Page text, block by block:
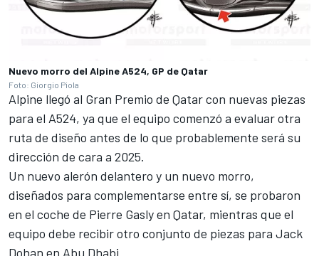
Nuevo morro del Alpine A524, GP de Qatar
Foto: Giorgio Piola
Alpine llegó al Gran Premio de Qatar con nuevas piezas
para el A524, ya que el equipo comenzó a evaluar otra
ruta de diseño antes de lo que probablemente será su
dirección de cara a 2025.
Un nuevo alerón delantero y un nuevo morro,
diseñados para complementarse entre sí, se probaron
en el coche de Pierre Gaslyen Qatar, mientras que el
equipo debe recibir otro conjunto de piezas para Jack
Dohan en Abu Dhabi.